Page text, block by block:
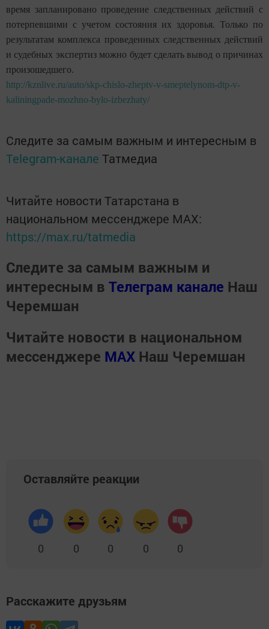
время запланировано проведение следственных действий с
потерпевшими с учетом состояния их здоровья. Только по
результатам комплекса проведенных следственных действий
и судебных экспертиз можно будет сделать вывод о причинах
произошедшего.
http://kznlive.ru/auto/skp-chislo-zheptv-v-smeptelynom-dtp-v-
kaliningpade-mozhno-bylo-izbezhaty/
Следите за самым важным и интересным в
Telegram-канале Татмедиа
Читайте новости Татарстана в
национальном мессенджере MАХ:
https://max.ru/tatmedia
Следите за самым важным и
интересным в Телеграм канале Наш
Черемшан
Читайте новости в национальном
мессенджере MАХ Наш Черемшан
Оставляйте реакции
0 0 0 0 0
Расскажите друзьям